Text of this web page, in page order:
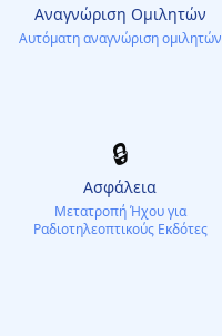
Αναγνώριση Ομιλητών
Αυτόματη αναγνώριση ομιλητών
🔒
Ασφάλεια
Μετατροπή Ήχου για
Ραδιοτηλεοπτικούς Εκδότες